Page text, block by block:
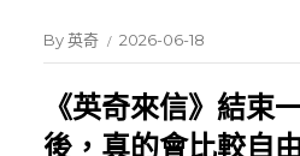
By英奇 2026-06-18
《英奇來信》結束
後，真的會比較自